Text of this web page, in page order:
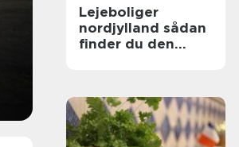
Lejeboliger
nordjylland sådan
finder du den